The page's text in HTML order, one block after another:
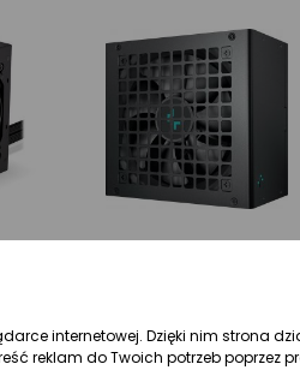
Zasilacz Endorfy Vero L6 550W (EY7A016)
Zasilacz Deepcool PL750D 750W ATX 3.1 (R-PL750D-FC0B-EU-V2)
internetowej. Dzięki nim strona
reklam do Twoich potrzeb poprzez